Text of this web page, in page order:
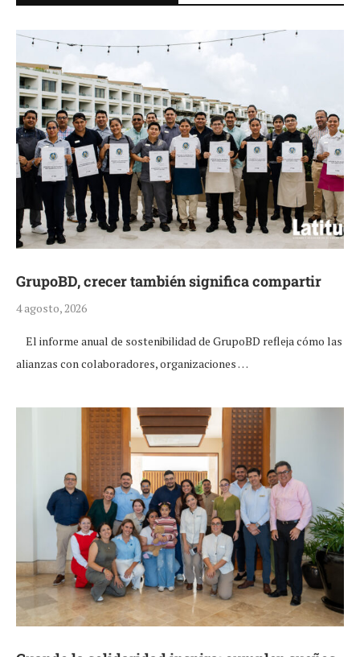
GrupoBD, crecer también significa compartir
4 agosto, 2026
El informe anual de sostenibilidad de GrupoBD refleja cómo las
alianzas con colaboradores, organizaciones …